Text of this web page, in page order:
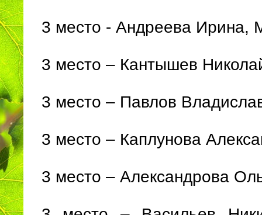
3 место - Андреева
3 место – Кантышев
3 место – Павлов
3 место – Каплунова
3 место – Александрова